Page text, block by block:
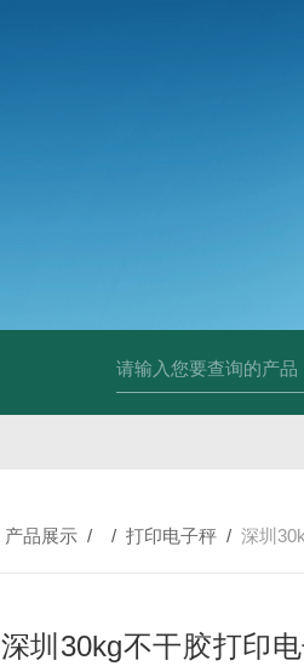
产品展示 / /打印电子秤 /深圳30kg
深圳30kg不干胶打印